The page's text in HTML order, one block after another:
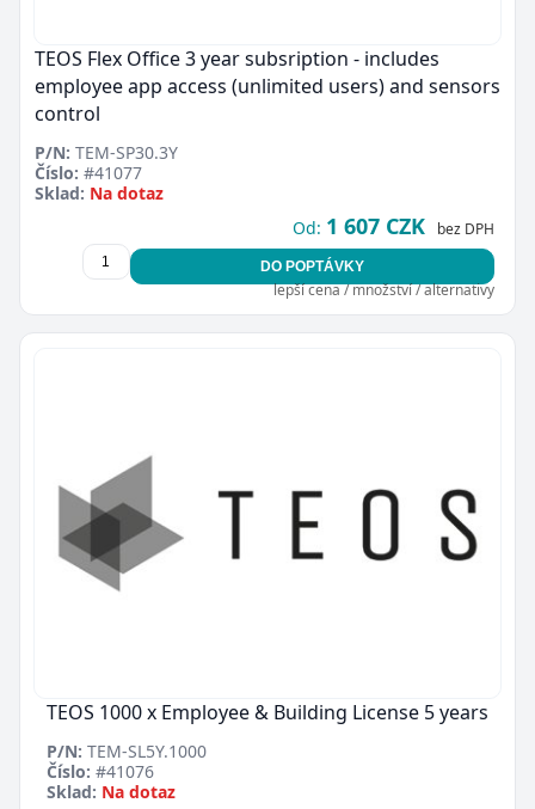
TEOS Flex Office 3 year subsription - includes
employee app access (unlimited users) and sensors
control
P/N: TEM-SP30.3Y
Číslo: #41077
Sklad: Na dotaz
Od: 1 607 CZK bez DPH
DO POPTÁVKY
lepší cena / množství / alternativy
TEOS 1000 x Employee & Building License 5 years
P/N: TEM-SL5Y.1000
Číslo: #41076
Sklad: Na dotaz